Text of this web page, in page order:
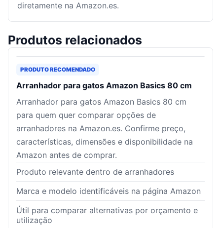
diretamente na Amazon.es.
Produtos relacionados
PRODUTO RECOMENDADO
Arranhador para gatos Amazon Basics 80 cm
Arranhador para gatos Amazon Basics 80 cm
para quem quer comparar opções de
arranhadores na Amazon.es. Confirme preço,
características, dimensões e disponibilidade na
Amazon antes de comprar.
Produto relevante dentro de arranhadores
Marca e modelo identificáveis na página Amazon
Útil para comparar alternativas por orçamento e
utilização